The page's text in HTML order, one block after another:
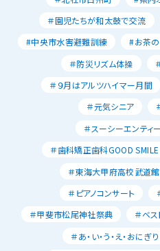
＃園児たちが和太鼓で交流
#中央市水害避難訓練
#お茶
＃防災リズム体操
＃９月はアルツハイマー月間
＃元気シニア
＃スーシーエンティ
＃歯科矯正歯科GOOD SMILE
＃東海大甲府高校武道館
＃ピアノコンサート
＃甲斐市松尾神社祭典
＃ベス
＃あ・い・う・え・おにぎり